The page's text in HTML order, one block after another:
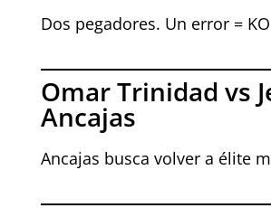
Dos pegadores. Un error =
Omar Trinidad vs
Ancajas
Ancajas busca volver a élite